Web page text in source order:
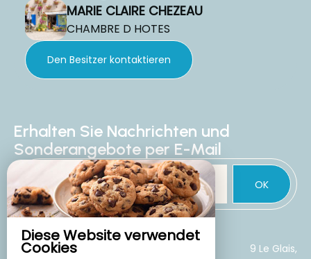
Diese Website verwendet
Cookies
MARIE CLAIRE CHEZEAU
CHAMBRE D HOTES
Den Besitzer kontaktieren
Erhalten Sie Nachrichten und
Sonderangebote per E-Mail
OK
CHAMBRE D HOTES
9 Le Glais,